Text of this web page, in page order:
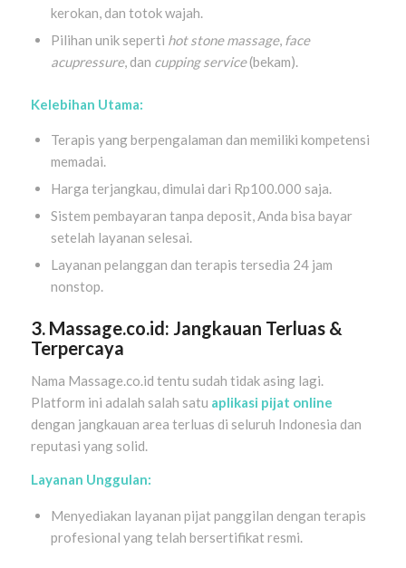
kerokan, dan totok wajah.
Pilihan unik seperti hot stone massage, face
acupressure, dan cupping service(bekam).
Kelebihan Utama:
Terapis yang berpengalaman dan memiliki kompetensi
memadai.
Harga terjangkau, dimulai dari Rp100.000 saja.
Sistem pembayaran tanpa deposit, Anda bisa bayar
setelah layanan selesai.
Layanan pelanggan dan terapis tersedia 24 jam
nonstop.
3. Massage.co.id: Jangkauan Terluas &
Terpercaya
Nama Massage.co.id tentu sudah tidak asing lagi.
Platform ini adalah salah satu aplikasi pijat online
dengan jangkauan area terluas di seluruh Indonesia dan
reputasi yang solid.
Layanan Unggulan:
Menyediakan layanan pijat panggilan dengan terapis
profesional yang telah bersertifikat resmi.